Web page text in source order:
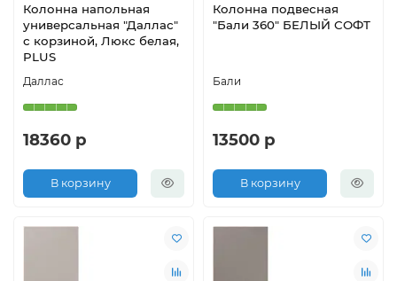
Колонна напольная
универсальная "Даллас"
с корзиной, Люкс белая,
PLUS
Даллас
18360 р
В корзину
Колонна подвесная
"Бали 360" БЕЛЫЙ СОФТ
Бали
13500 р
В корзину